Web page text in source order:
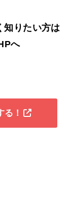
知りたい方は
へ
！